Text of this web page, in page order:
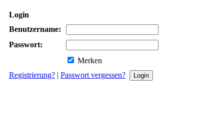
Login
Benutzername:
Passwort:
Merken
Registrierung? | Passwort vergessen?